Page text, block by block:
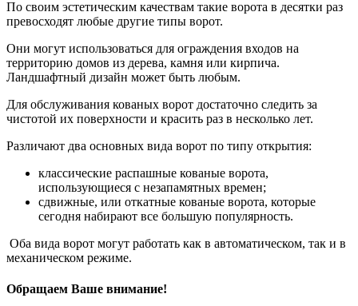
По своим эстетическим качествам такие ворота в десятки раз
превосходят любые другие типы ворот.
Они могут использоваться для ограждения входов на
территорию домов из дерева, камня или кирпича.
Ландшафтный дизайн может быть любым.
Для обслуживания кованых ворот достаточно следить за
чистотой их поверхности и красить раз в несколько лет.
Различают два основных вида ворот по типу открытия:
классические распашные кованые ворота,
использующиеся с незапамятных времен;
сдвижные, или откатные кованые ворота, которые
сегодня набирают все большую популярность.
Оба вида ворот могут работать как в автоматическом, так и в
механическом режиме.
Обращаем Ваше внимание!